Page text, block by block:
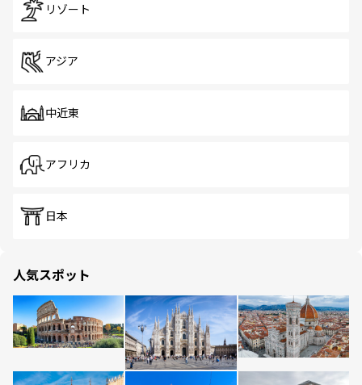
リゾート
アジア
中近東
アフリカ
日本
人気スポット